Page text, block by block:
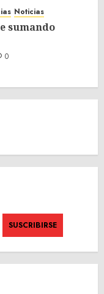
Noticias
sumando
0